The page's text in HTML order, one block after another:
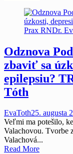
Odznova
zbaviť sa
epilepsiu?
Tóth
EvaToth25. augusta
Veľmi ma potešilo,
Valachovou. Tvorbe
Valachová...
Read More